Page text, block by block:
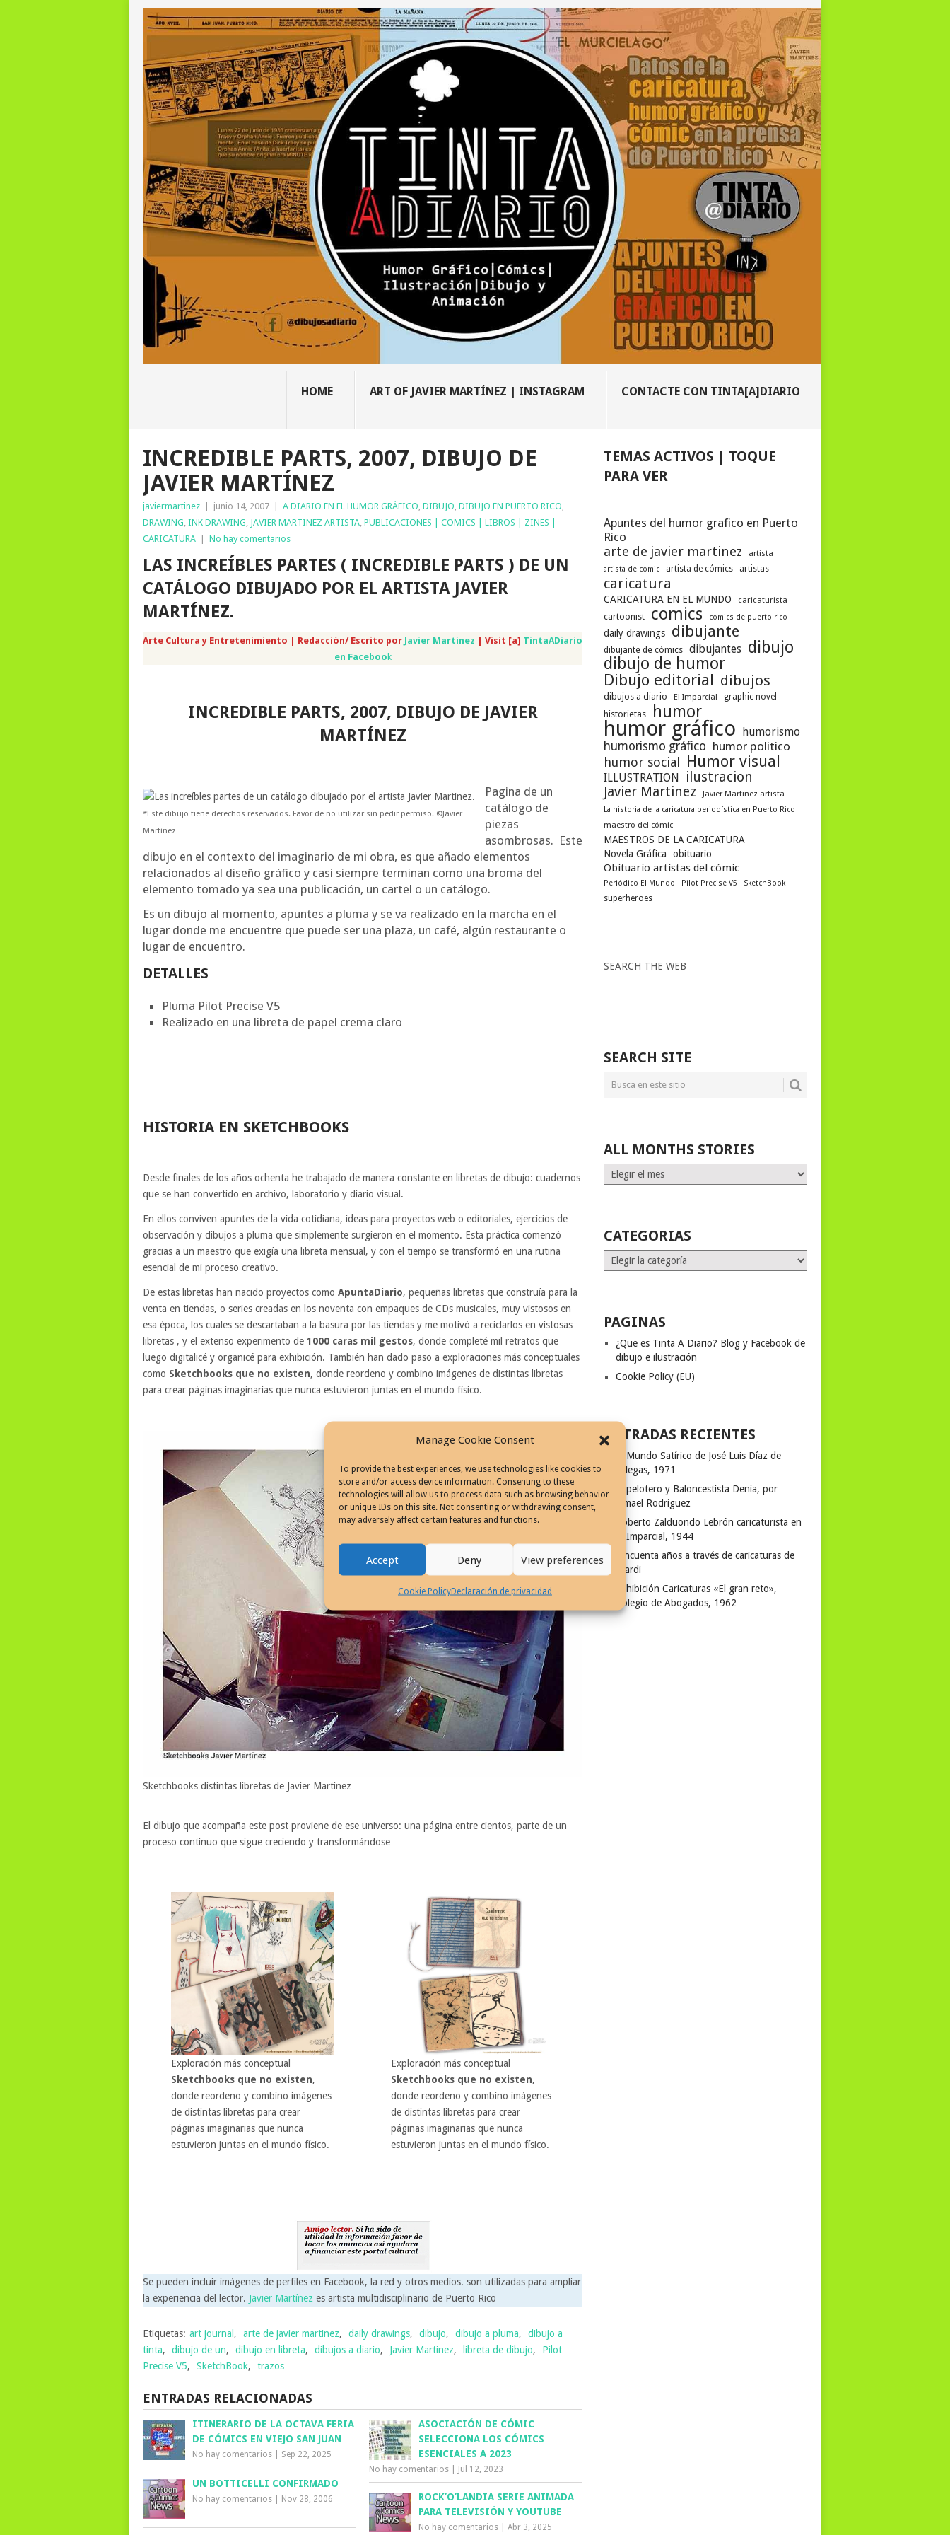
Manage Cookie Consent
To provide the best experiences, we use technologies like cookies to
store and/or access device information. Consenting to these
technologies will allow us to process data such as browsing behavior
or unique IDs on this site. Not consenting or withdrawing consent,
may adversely affect certain features and functions.
Accept Deny View preferences
Cookie PolicyDeclaración de privacidad
HOME ART OF JAVIER MARTÍNEZ | INSTAGRAM CONTACTE CON TINTA[A]DIARIO
INCREDIBLE PARTS, 2007, DIBUJO DE
JAVIER MARTÍNEZ
javiermartinez | junio 14, 2007 | A DIARIO EN EL HUMOR GRÁFICO DIBUJO DIBUJO EN PUERTO RICO
DRAWING INK DRAWING JAVIER MARTINEZ ARTISTA PUBLICACIONES | COMICS | LIBROS | ZINES |
CARICATURA | No hay comentarios
LAS INCREÍBLES PARTES ( INCREDIBLE PARTS ) DE UN
CATÁLOGO DIBUJADO POR EL ARTISTA JAVIER
MARTÍNEZ.
Arte Cultura y Entretenimiento | Redacción/ Escrito por Javier Martínez | Visit [a] TintaADiario
en Facebook
INCREDIBLE PARTS, 2007, DIBUJO DE JAVIER
MARTÍNEZ
*Este dibujo tiene derechos reservados. Favor de no utilizar sin pedir permiso. ©Javier
Martínez
Pagina de un
catálogo de
piezas
asombrosas. Este
dibujo en el contexto del imaginario de mi obra, es que añado elementos
relacionados al diseño gráfico y casi siempre terminan como una broma del
elemento tomado ya sea una publicación, un cartel o un catálogo.
Es un dibujo al momento, apuntes a pluma y se va realizado en la marcha en el
lugar donde me encuentre que puede ser una plaza, un café, algún restaurante o
lugar de encuentro.
DETALLES
Pluma Pilot Precise V5
Realizado en una libreta de papel crema claro
HISTORIA EN SKETCHBOOKS
Desde finales de los años ochenta he trabajado de manera constante en libretas de dibujo: cuadernos
que se han convertido en archivo, laboratorio y diario visual.
En ellos conviven apuntes de la vida cotidiana, ideas para proyectos web o editoriales, ejercicios de
observación y dibujos a pluma que simplemente surgieron en el momento. Esta práctica comenzó
gracias a un maestro que exigía una libreta mensual, y con el tiempo se transformó en una rutina
esencial de mi proceso creativo.
De estas libretas han nacido proyectos como ApuntaDiario, pequeñas libretas que construía para la
venta en tiendas, o series creadas en los noventa con empaques de CDs musicales, muy vistosos en
esa época, los cuales se descartaban a la basura por las tiendas y me motivó a reciclarlos en vistosas
libretas , y el extenso experimento de 1000 caras mil gestos, donde completé mil retratos que
luego digitalicé y organicé para exhibición. También han dado paso a exploraciones más conceptuales
como Sketchbooks que no existen, donde reordeno y combino imágenes de distintas libretas
para crear páginas imaginarias que nunca estuvieron juntas en el mundo físico.
Sketchbooks distintas libretas de Javier Martinez
El dibujo que acompaña este post proviene de ese universo: una página entre cientos, parte de un
proceso continuo que sigue creciendo y transformándose
Exploración más conceptual
Sketchbooks que no existen,
donde reordeno y combino imágenes
de distintas libretas para crear
páginas imaginarias que nunca
estuvieron juntas en el mundo físico.
Exploración más conceptual
Sketchbooks que no existen,
donde reordeno y combino imágenes
de distintas libretas para crear
páginas imaginarias que nunca
estuvieron juntas en el mundo físico.
Se pueden incluir imágenes de perfiles en Facebook, la red y otros medios. son utilizadas para ampliar
la experiencia del lector. Javier Martínez es artista multidisciplinario de Puerto Rico
Etiquetas: art journal , arte de javier martinez, daily drawings, dibujo, dibujo a pluma,
dibujo a
tinta, dibujo de un, dibujo en libreta, dibujos a diario, Javier Martinez, libreta de dibujo,
Pilot
Precise V5, SketchBook, trazos
ENTRADAS RELACIONADAS
ITINERARIO DE LA OCTAVA FERIA
DE CÓMICS EN VIEJO SAN JUAN
No hay comentarios Sep 22, 2025
ASOCIACIÓN DE CÓMIC
SELECCIONA LOS CÓMICS
ESENCIALES A 2023
No hay comentarios Jul 12, 2023
UN BOTTICELLI CONFIRMADO
No hay comentarios Nov 28, 2006
ROCK’O’LANDIA SERIE ANIMADA
PARA TELEVISIÓN Y YOUTUBE
No hay comentarios |Abr 3, 2025
TEMAS ACTIVOS | TOQUE
PARA VER
Apuntes del humor grafico en Puerto
Rico
arte de javier martinez
artista
artista de comic
artista de cómics artistas
caricatura
CARICATURA EN EL MUNDO caricaturista
cartoonist comics comics de puerto rico
daily drawings dibujante
dibujante de cómics dibujantes dibujo
dibujo de humor
Dibujo editorial dibujos
dibujos a diario El Imparcial graphic novel
historietas humor
humor gráfico humorismo
humorismo gráfico humor politico
humor social Humor visual
ILLUSTRATION
ilustracion
Javier Martinez
Javier Martinez artista
La historia de la caricatura periodística en Puerto Rico
maestro del cómic
MAESTROS DE LA CARICATURA
Novela Gráfica
obituario
Obituario artistas del cómic
Periódico El Mundo Pilot Precise V5 SketchBook
superheroes
SEARCH THE WEB
SEARCH SITE
ALL MONTHS STORIES
ALL
MONTHS
CATEGORIAS
Categorias
PAGINAS
¿Que es Tinta A Diario? Blog y Facebook de
dibujo e ilustración
Cookie Policy (EU)
ENTRADAS RECIENTES
El Mundo Satírico de José Luis Díaz de
Villegas, 1971
El pelotero y Baloncestista Denia, por
Ismael Rodríguez
Roberto Zalduondo Lebrón caricaturista en
El Imparcial, 1944
Cincuenta años a través de caricaturas de
Filardi
Exhibición Caricaturas «El gran reto»,
Colegio de Abogados, 1962